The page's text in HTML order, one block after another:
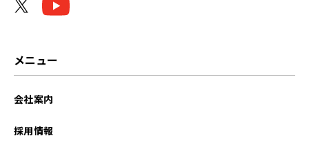
メニュー
会社案内
採用情報